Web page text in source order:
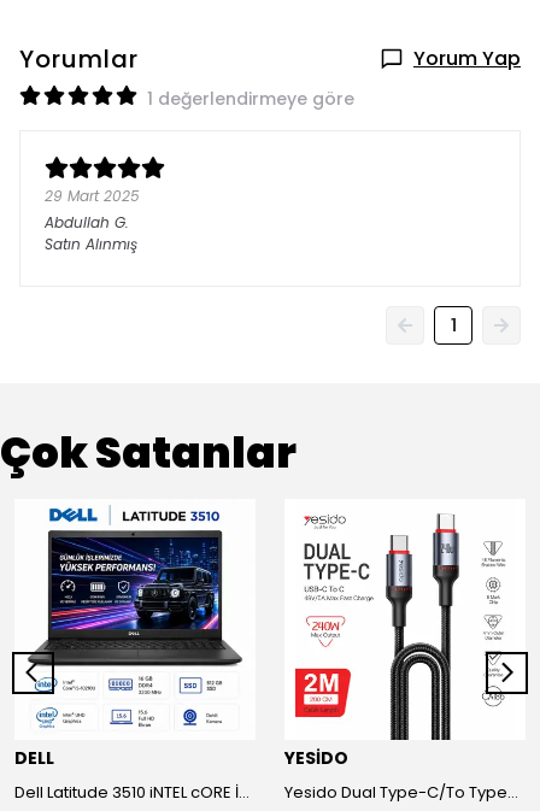
Yorumlar Yorum Yap
1 değerlendirmeye göre
29 Mart 2025
Abdullah G.
Satın Alınmış
1
Çok Satanlar
DELL
Dell Latitude 3510 iNTEL cORE İ5-1021OU-16 GB RAM-500 SSD Laptop
YESİDO
Yesido Dual Type-C/To Type-C 48V/5A Süper Hızlı Şarj ve Veri Kablo